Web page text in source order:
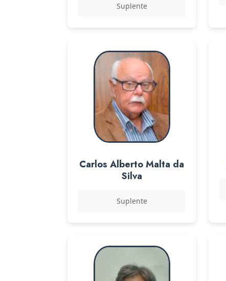
Suplente
Carlos Alberto Malta da
Silva
Suplente